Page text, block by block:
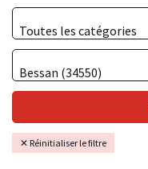
Toutes les catégories
Bessan (34550)
✕ Réinitialiser le filtre